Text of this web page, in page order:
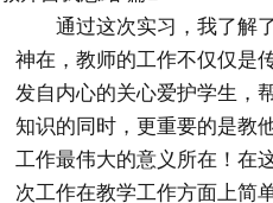
通过这次实习，我了解
神在，教师的工作不仅仅是
发自内心的关心爱护学生，
知识的同时，更重要的是教
工作最伟大的意义所在！在
次工作在教学工作方面上简